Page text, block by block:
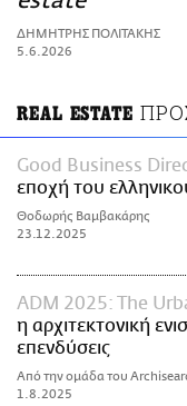
ΑΜΠΑ
PRINT
ΔΗΜΗΤΡΗΣ ΠΟΛΙΤΑΚΗΣ
5.6.2026
REAL ESTATE
Good Business
εποχή του
Θοδωρής Βαμβακάρης
23.12.2025
ADM 2025: The
η αρχιτεκτονική
επενδύσεις
Από την ομάδα του
1.8.2025